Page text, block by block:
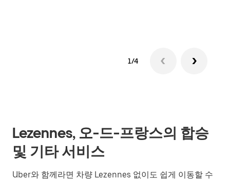
1/4
Lezennes, 오-드-프랑스의 합승
및 기타 서비스
Uber와 함께라면 차량 Lezennes 없이도 쉽게 이동할 수